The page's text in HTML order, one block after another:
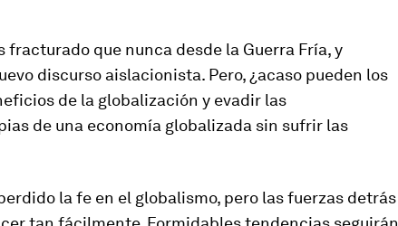
fracturado que nunca desde la Guerra Fría, y
discurso aislacionista. Pero, ¿acaso pueden los
de la globalización y evadir las
de una economía globalizada sin sufrir las
la fe en el globalismo, pero las fuerzas detrás